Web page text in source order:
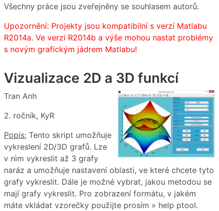
Všechny práce jsou zveřejněny se souhlasem autorů.
Upozornění: Projekty jsou kompatibilní s verzí Matlabu
R2014a. Ve verzi R2014b a výše mohou nastat problémy
s novým grafickým jádrem Matlabu!
Vizualizace 2D a 3D funkcí
Tran Anh
2. ročník, KyR
Popis: Tento skript umožňuje
vykreslení 2D/3D grafů. Lze
v nìm vykreslit až 3 grafy
naráz a umožňuje nastavení oblasti, ve které chcete tyto
grafy vykreslit. Dále je možné vybrat, jakou metodou se
mají grafy vykreslit. Pro zobrazení formátu, v jakém
máte vkládat vzorečky použijte prosím » help ptool.